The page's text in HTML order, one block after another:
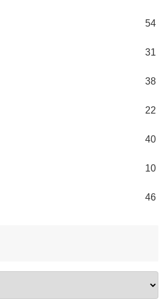
54
31
38
22
40
10
46